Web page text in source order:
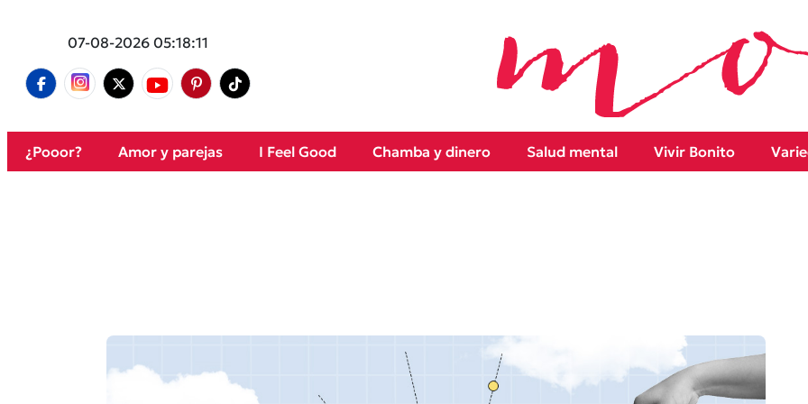
07-08-2026 05:18:11
¿Pooor? Amor y parejas I Feel Good Chamba y dinero Salud mental Vivir Bonito